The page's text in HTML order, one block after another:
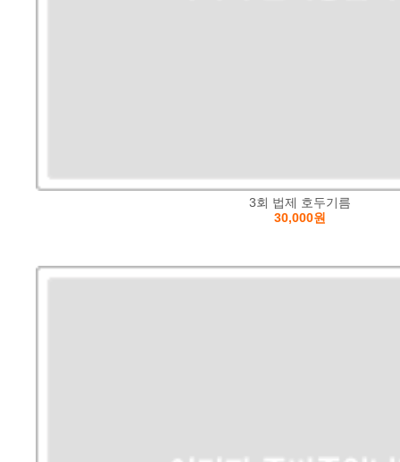
3회 법제 호두기름
30,000원